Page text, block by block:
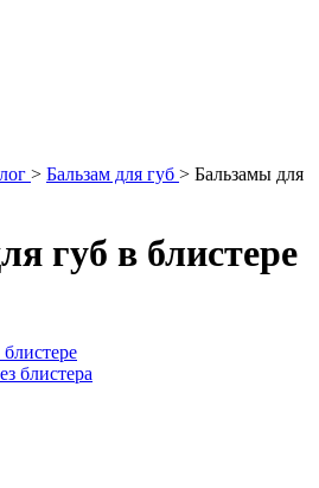
> Бальзам для губ > Бальзамы для
губ в блистере
блистера